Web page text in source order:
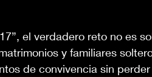
el verdadero reto no es
y familiares
de convivencia sin